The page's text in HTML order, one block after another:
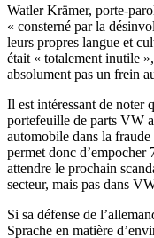
Watler Krämer, porte-
« consterné par la
leurs propres langue et
était « totalement inutile
absolument pas un frein
Il est intéressant de noter
portefeuille de parts VW
automobile dans la
permet donc
attendre le prochain
secteur, mais pas dans
Si sa défense de
Sprache en matière